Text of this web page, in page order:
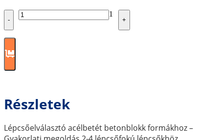
Quantity
-
1
+
Részletek
Lépcsőelválasztó acélbetét betonblokk formákhoz –